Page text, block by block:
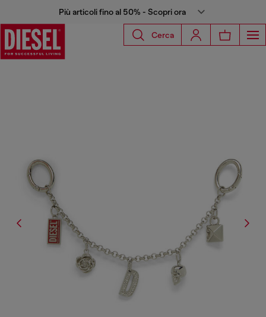
Più articoli fino al 50% - Scopri ora
Cerca